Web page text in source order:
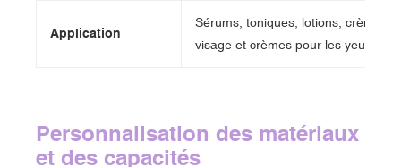
Application
Sérums, toniques, lotions, crèmes
visage et crèmes pour les yeux
Personnalisation des matériaux
et des capacités